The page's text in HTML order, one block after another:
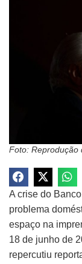
Foto: Reprodução
A crise do
problema
espaço na
18 de junho de
repercutiu